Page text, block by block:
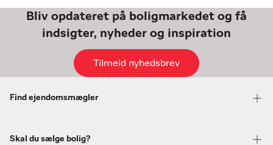
Bliv opdateret på boligmarkedet og få
indsigter, nyheder og inspiration
Tilmeld nyhedsbrev
Find ejendomsmægler
Skal du sælge bolig?